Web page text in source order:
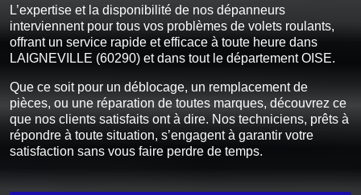
L’expertise et la disponibilité de nos dépanneurs
interviennent pour tous vos problèmes de volets roulants,
offrant un service rapide et efficace à toute heure dans
LAIGNEVILLE (60290) et dans tout le département OISE.
Que ce soit pour un déblocage, un remplacement de
pièces, ou une réparation de toutes marques, découvrez ce
que nos clients satisfaits ont à dire. Nos techniciens, prêts à
répondre à toute situation, s’engagent à garantir votre
satisfaction sans vous faire perdre de temps.